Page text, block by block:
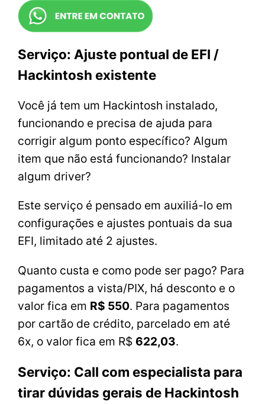
Serviço: Ajuste pontual de EFI /
Hackintosh existente
Você já tem um Hackintosh instalado,
funcionando e precisa de ajuda para
corrigir algum ponto específico? Algum
item que não está funcionando? Instalar
algum driver?
Este serviço é pensado em auxiliá-lo em
configurações e ajustes pontuais da sua
EFI, limitado até 2 ajustes.
Quanto custa e como pode ser pago? Para
pagamentos a vista/PIX, há desconto e o
valor fica em R$ 550. Para pagamentos
por cartão de crédito, parcelado em até
6x, o valor fica em R$ 622,03.
Serviço: Call com especialista para
tirar dúvidas gerais de Hackintosh